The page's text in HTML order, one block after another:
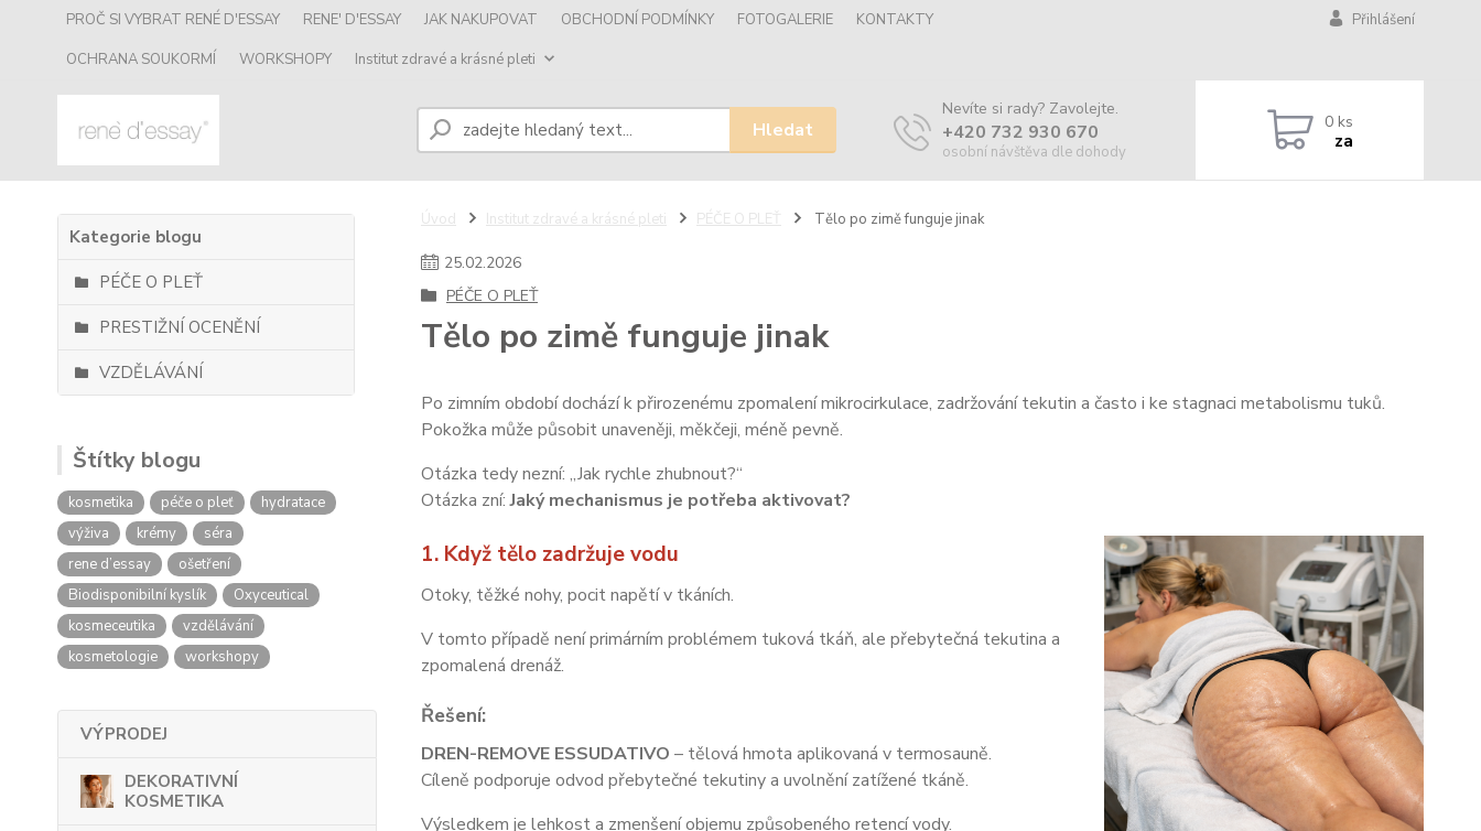
PROČ SI VYBRAT RENÉ D'ESSAY RENE' D'ESSAY JAK NAKUPOVAT OBCHODNÍ PODMÍNKY FOTOGALERIE
KONTAKTY
OCHRANA SOUKORMÍ
WORKSHOPY Institut zdravé a krásné pleti
Přihlášení
Hledat
Nevíte si rady? Zavolejte.
+420 732 930 670
osobní návštěva dle dohody
0 ks
za
Kategorie blogu
PÉČE O PLEŤ
PRESTIŽNÍ OCENĚNÍ
VZDĚLÁVÁNÍ
Štítky blogu
kosmetika péče o pleť
hydratace
výživa
krémy
séra
rene d’essay
ošetření
Biodisponibilní kyslík
Oxyceutical
kosmeceutika
vzdělávání
kosmetologie
workshopy
VÝPRODEJ
DEKORATIVNÍ
KOSMETIKA
Úvod Institut zdravé a krásné pleti PÉČE O PLEŤ Tělo po zimě funguje jinak
25.02.2026
PÉČE O PLEŤ
Tělo po zimě funguje jinak
Po zimním období dochází k přirozenému zpomalení mikrocirkulace, zadržování tekutin a často i ke stagnaci metabolismu tuků.
Pokožka může působit unaveněji, měkčeji, méně pevně.
Otázka tedy nezní: „Jak rychle zhubnout?“
Otázka zní:Jaký mechanismus je potřeba aktivovat?
1. Když tělo zadržuje vodu
Otoky, těžké nohy, pocit napětí v tkáních.
V tomto případě není primárním problémem tuková tkáň, ale přebytečná tekutina a
zpomalená drenáž.
Řešení:
DREN-REMOVE ESSUDATIVO – tělová hmota aplikovaná v termosauně.
Cíleně podporuje odvod přebytečné tekutiny a uvolnění zatížené tkáně.
Výsledkem je lehkost a zmenšení objemu způsobeného retencí vody.